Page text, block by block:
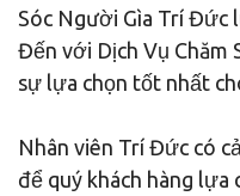
Sóc Người Gìa Trí Đức
Đến với Dịch Vụ Chăm
sự lựa chọn tốt nhất
Nhân viên Trí Đức có
để quý khách hàng lựa